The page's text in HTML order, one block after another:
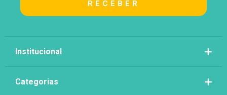
Institucional
Categorias